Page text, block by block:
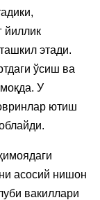
йиллик
этади.
ўсиш ва
У
ютиш
асосий нишон
вакиллари